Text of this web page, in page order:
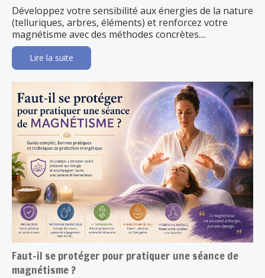
Développez votre sensibilité aux énergies de la nature
(telluriques, arbres, éléments) et renforcez votre
magnétisme avec des méthodes concrètes....
Lire la suite
Faut-il se protéger pour pratiquer une séance de
magnétisme ?